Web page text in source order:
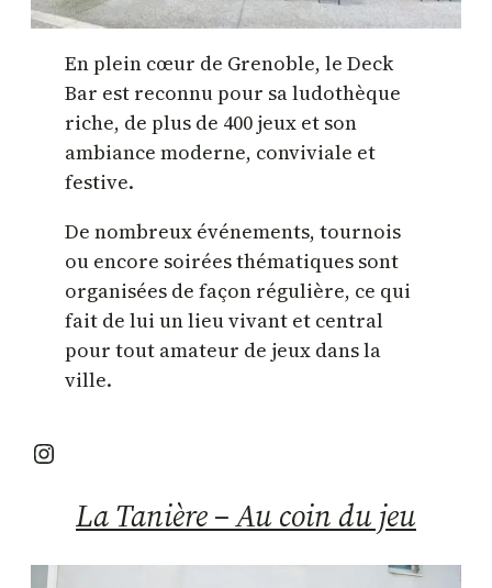
En plein cœur de Grenoble, le Deck
Bar est reconnu pour sa ludothèque
riche, de plus de 400 jeux et son
ambiance moderne, conviviale et
festive.
De nombreux événements, tournois
ou encore soirées thématiques sont
organisées de façon régulière, ce qui
fait de lui un lieu vivant et central
pour tout amateur de jeux dans la
ville.
Instagram
La Tanière – Au coin du jeu